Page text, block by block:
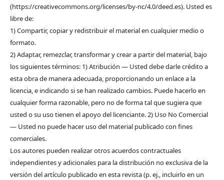
(https://creativecommons.org/licenses/by-nc/4.0/deed.es). Usted es
libre de:
1) Compartir, copiar y redistribuir el material en cualquier medio o
formato.
2) Adaptar, remezclar, transformar y crear a partir del material, bajo
los siguientes términos: 1) Atribución — Usted debe darle crédito a
esta obra de manera adecuada, proporcionando un enlace a la
licencia, e indicando si se han realizado cambios. Puede hacerlo en
cualquier forma razonable, pero no de forma tal que sugiera que
usted o su uso tienen el apoyo del licenciante. 2) Uso No Comercial
— Usted no puede hacer uso del material publicado con fines
comerciales.
Los autores pueden realizar otros acuerdos contractuales
independientes y adicionales para la distribución no exclusiva de la
versión del artículo publicado en esta revista (p. ej., incluirlo en un